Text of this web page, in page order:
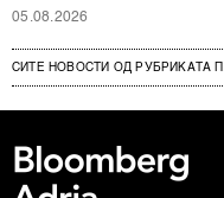
05.08.2026
СИТЕ НОВОСТИ ОД РУБРИКАТА